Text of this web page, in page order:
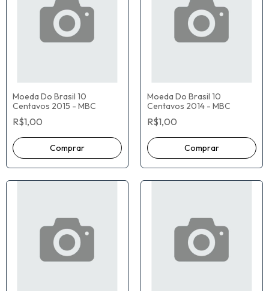
Moeda Do Brasil 10
Centavos 2015 - MBC
R$1,00
Moeda Do Brasil 10
Centavos 2014 - MBC
R$1,00